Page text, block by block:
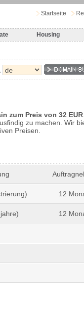
Startseite
Housing
.
zum Preis von 32 EUR
zu machen. Wir
Preisen.
12
12